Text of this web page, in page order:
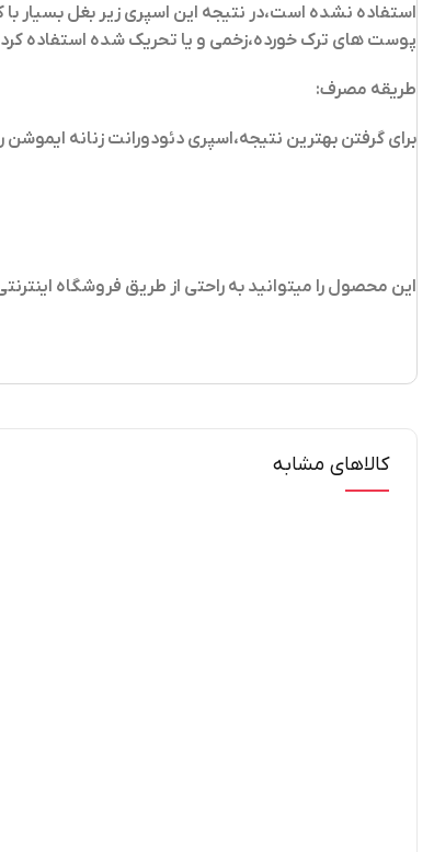
استفاده نشده است،در نتیجه این اسپری زیر بغل بسیار
پوست های ترک خورده،زخمی و یا تحریک شده استفاده
طریقه مصرف:
برای گرفتن بهترین نتیجه،اسپری دئودورانت زنانه ایموشن را با مقداری فاصله ۱۵سانتی متری در قسمت‌های مختلف بدن،به ویژه نقاط درگیر
این محصول را میتوانید به راحتی از طریق فروشگاه
کالاهای مشابه